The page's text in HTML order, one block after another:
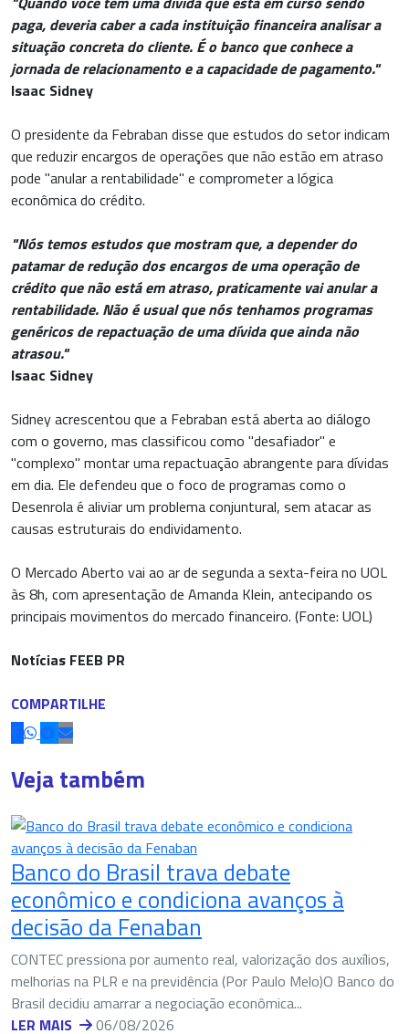
paga, deveria caber a cada instituição financeira analisar a
situação concreta do cliente. É o banco que conhece a
jornada de relacionamento e a capacidade de pagamento."
Isaac Sidney
O presidente da Febraban disse que estudos do setor indicam
que reduzir encargos de operações que não estão em atraso
pode "anular a rentabilidade" e comprometer a lógica
econômica do crédito.
"Nós temos estudos que mostram que, a depender do
patamar de redução dos encargos de uma operação de
crédito que não está em atraso, praticamente vai anular a
rentabilidade. Não é usual que nós tenhamos programas
genéricos de repactuação de uma dívida que ainda não
atrasou."
Isaac Sidney
Sidney acrescentou que a Febraban está aberta ao diálogo
com o governo, mas classificou como "desafiador" e
"complexo" montar uma repactuação abrangente para dívidas
em dia. Ele defendeu que o foco de programas como o
Desenrola é aliviar um problema conjuntural, sem atacar as
causas estruturais do endividamento.
O Mercado Aberto vai ao ar de segunda a sexta-feira no UOL
às 8h, com apresentação de Amanda Klein, antecipando os
principais movimentos do mercado financeiro. (Fonte: UOL)
Notícias FEEB PR
COMPARTILHE
Veja também
Banco do Brasil trava debate
econômico e condiciona avanços à
decisão da Fenaban
CONTEC pressiona por aumento real, valorização dos auxílios,
melhorias na PLR e na previdência (Por Paulo Melo)O Banco do
Brasil decidiu amarrar a negociação econômica...
LER MAIS
06/08/2026